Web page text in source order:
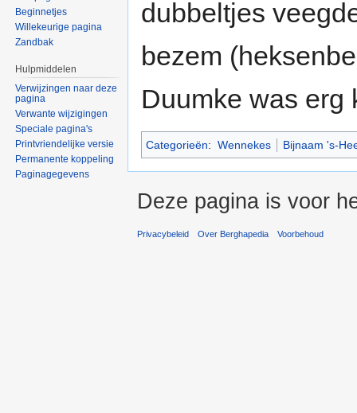
dubbeltjes
bezem
Duumke was erg
Categorieën: Wennekes Bijnaam 's-
Beginnetjes
Willekeurige pagina
Zandbak
Hulpmiddelen
Verwijzingen naar deze
pagina
Verwante wijzigingen
Speciale pagina's
Printvriendelijke versie
Permanente koppeling
Paginagegevens
Deze pagina is voor
Privacybeleid Over Berghapedia Voorbehoud